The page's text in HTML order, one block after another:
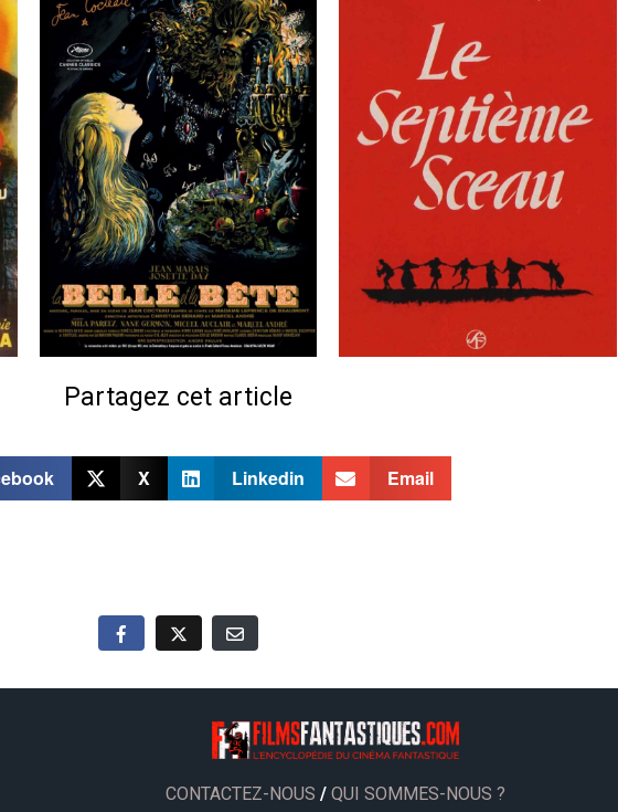
Partagez cet article
X Linkedin Email
CONTACTEZ-NOUS / QUI SOMMES-NOUS ?